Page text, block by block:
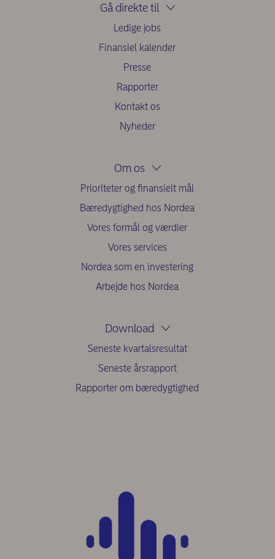
Gå direkte til
Ledige jobs
Finansiel kalender
Presse
Rapporter
Kontakt os
Nyheder
Om os
Prioriteter og finansielt mål
Bæredygtighed hos Nordea
Vores formål og værdier
Vores services
Nordea som en investering
Arbejde hos Nordea
Download
Seneste kvartalsresultat
Seneste årsrapport
Rapporter om bæredygtighed